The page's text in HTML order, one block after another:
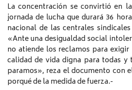
La concentración se convirtió en
jornada de lucha que durará 36
nacional de las centrales
«Ante una desigualdad social
no atiende los reclamos para exigir
calidad de vida digna para todas y
paramos», reza el documento con
porqué de la medida de fuerza.-